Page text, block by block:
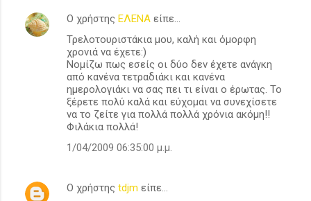
Ο χρήστης ΕΛΕΝΑ είπε…
Τρελοτουριστάκια μου, καλή και όμορφη
χρονιά να έχετε:)
Νομίζω πως εσείς οι δύο δεν έχετε ανάγκη
από κανένα τετραδιάκι και κανένα
ημερολογιάκι να σας πει τι είναι ο έρωτας. Το
ξέρετε πολύ καλά και εύχομαι να συνεχίσετε
να το ζείτε για πολλά πολλά χρόνια ακόμη!!
Φιλάκια πολλά!
1/04/2009 06:35:00 μ.μ.
Ο χρήστης tdjm είπε…